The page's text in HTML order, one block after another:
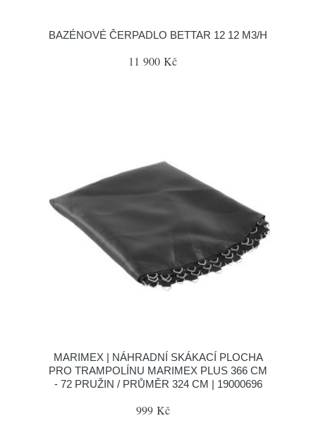
BAZÉNOVÉ ČERPADLO BETTAR 12 12 M3/H
11 900 Kč
MARIMEX | NÁHRADNÍ SKÁKACÍ PLOCHA
PRO TRAMPOLÍNU MARIMEX PLUS 366 CM
- 72 PRUŽIN / PRŮMĚR 324 CM | 19000696
999 Kč